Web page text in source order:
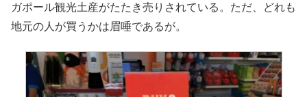
ガポール観光土産がたたき売りされている。ただ、どれも
地元の人が買うかは眉唾であるが。